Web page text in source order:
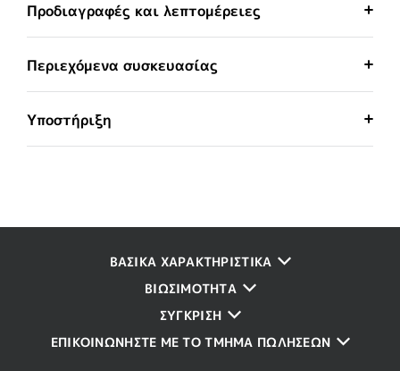
Προδιαγραφές και λεπτομέρειες
Περιεχόμενα συσκευασίας
Υποστήριξη
ΒΑΣΙΚΑ ΧΑΡΑΚΤΗΡΙΣΤΙΚΑ
ΒΙΩΣΙΜΟΤΗΤΑ
ΣΥΓΚΡΙΣΗ
ΕΠΙΚΟΙΝΩΝΗΣΤΕ ΜΕ ΤΟ ΤΜΗΜΑ ΠΩΛΗΣΕΩΝ